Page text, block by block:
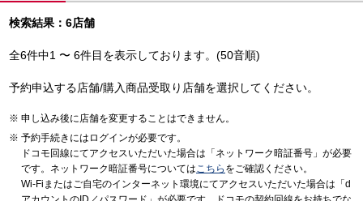
検索結果：6店舗
全6件中1 〜 6件目を表示しております。(50音順)
予約申込する店舗/購入商品受取り店舗を選択してください。
申し込み後に店舗を変更することはできません。
予約手続きにはログインが必要です。
ドコモ回線にてアクセスいただいた場合は「ネットワーク暗証番号」が必要
です。ネットワーク暗証番号についてはこちら をご確認ください。
Wi-Fiまたはご自宅のインターネット環境にてアクセスいただいた場合は「d